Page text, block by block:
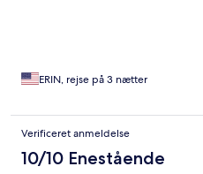
ERIN, rejse på 3 nætter
Verificeret anmeldelse
10/10 Enestående